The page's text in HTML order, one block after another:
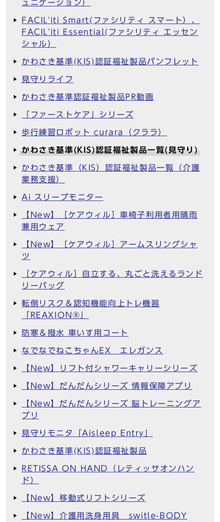
ュニケーション）
FACIL'iti Smart(ファシリティ スマート）、
FACIL'iti Essential(ファシリティ エッセン
シャル）
かわさき基準(KIS)認証福祉製品パンフレット
見守りライフ
かわさき基準認証福祉製品PR動画
「ファーストケア」シリーズ
歩行練習ロボット curara（クララ）
かわさき基準(KIS)認証福祉製品一覧(見守り)
かわさき基準（KIS）認証福祉製品一覧（介護
業務支援）
Ai スリープモニター
【New】［ケアウィル］車椅子利用者用晴雨
兼用ウェア
【New】［ケアウィル］アームスリングシャ
ツ
［ケアウィル］自立する、丸ごと洗えるランド
リーバッグ
転倒リスク＆認知機能向上トレ機器
「REAXION®︎」
防寒＆撥水 車いす用コート
なでなでねこちゃんEX エレガンス
【New】リフト付シャワーキャリーシリーズ
【New】だんだんシリーズ 情報保障アプリ
【New】だんだんシリーズ 脳トレーニングア
プリ
見守りモニタ「Aisleep Entry」
かわさき基準(KIS)認証福祉製品
RETISSA ON HAND（レティッサオンハン
ド）
【New】移動式リフトシリーズ
【New】介護用洗身用具 switle-BODY